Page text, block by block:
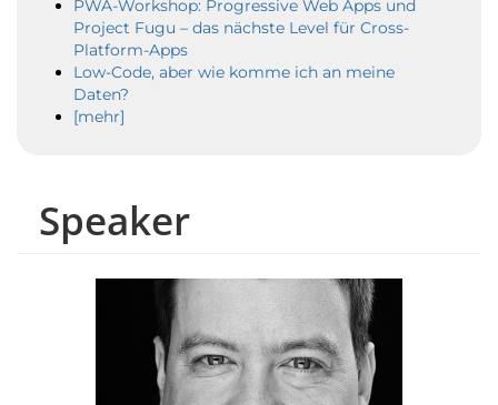
Speaker
PWA-Workshop: Progressive Web Apps und
Project Fugu – das nächste Level für Cross-
Platform-Apps
Low-Code, aber wie komme ich an meine
Daten?
[mehr]